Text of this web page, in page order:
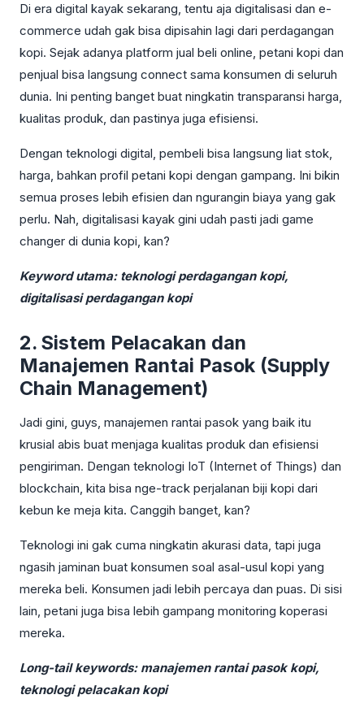
Di era digital kayak sekarang, tentu aja digitalisasi dan e-
commerce udah gak bisa dipisahin lagi dari perdagangan
kopi. Sejak adanya platform jual beli online, petani kopi dan
penjual bisa langsung connect sama konsumen di seluruh
dunia. Ini penting banget buat ningkatin transparansi harga,
kualitas produk, dan pastinya juga efisiensi.
Dengan teknologi digital, pembeli bisa langsung liat stok,
harga, bahkan profil petani kopi dengan gampang. Ini bikin
semua proses lebih efisien dan ngurangin biaya yang gak
perlu. Nah, digitalisasi kayak gini udah pasti jadi game
changer di dunia kopi, kan?
Keyword utama: teknologi perdagangan kopi,
digitalisasi perdagangan kopi
2. Sistem Pelacakan dan
Manajemen Rantai Pasok (Supply
Chain Management)
Jadi gini, guys, manajemen rantai pasok yang baik itu
krusial abis buat menjaga kualitas produk dan efisiensi
pengiriman. Dengan teknologi IoT (Internet of Things) dan
blockchain, kita bisa nge-track perjalanan biji kopi dari
kebun ke meja kita. Canggih banget, kan?
Teknologi ini gak cuma ningkatin akurasi data, tapi juga
ngasih jaminan buat konsumen soal asal-usul kopi yang
mereka beli. Konsumen jadi lebih percaya dan puas. Di sisi
lain, petani juga bisa lebih gampang monitoring koperasi
mereka.
Long-tail keywords: manajemen rantai pasok kopi,
teknologi pelacakan kopi